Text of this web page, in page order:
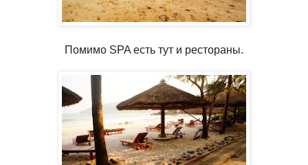
Помимо SPA есть тут и рестораны.